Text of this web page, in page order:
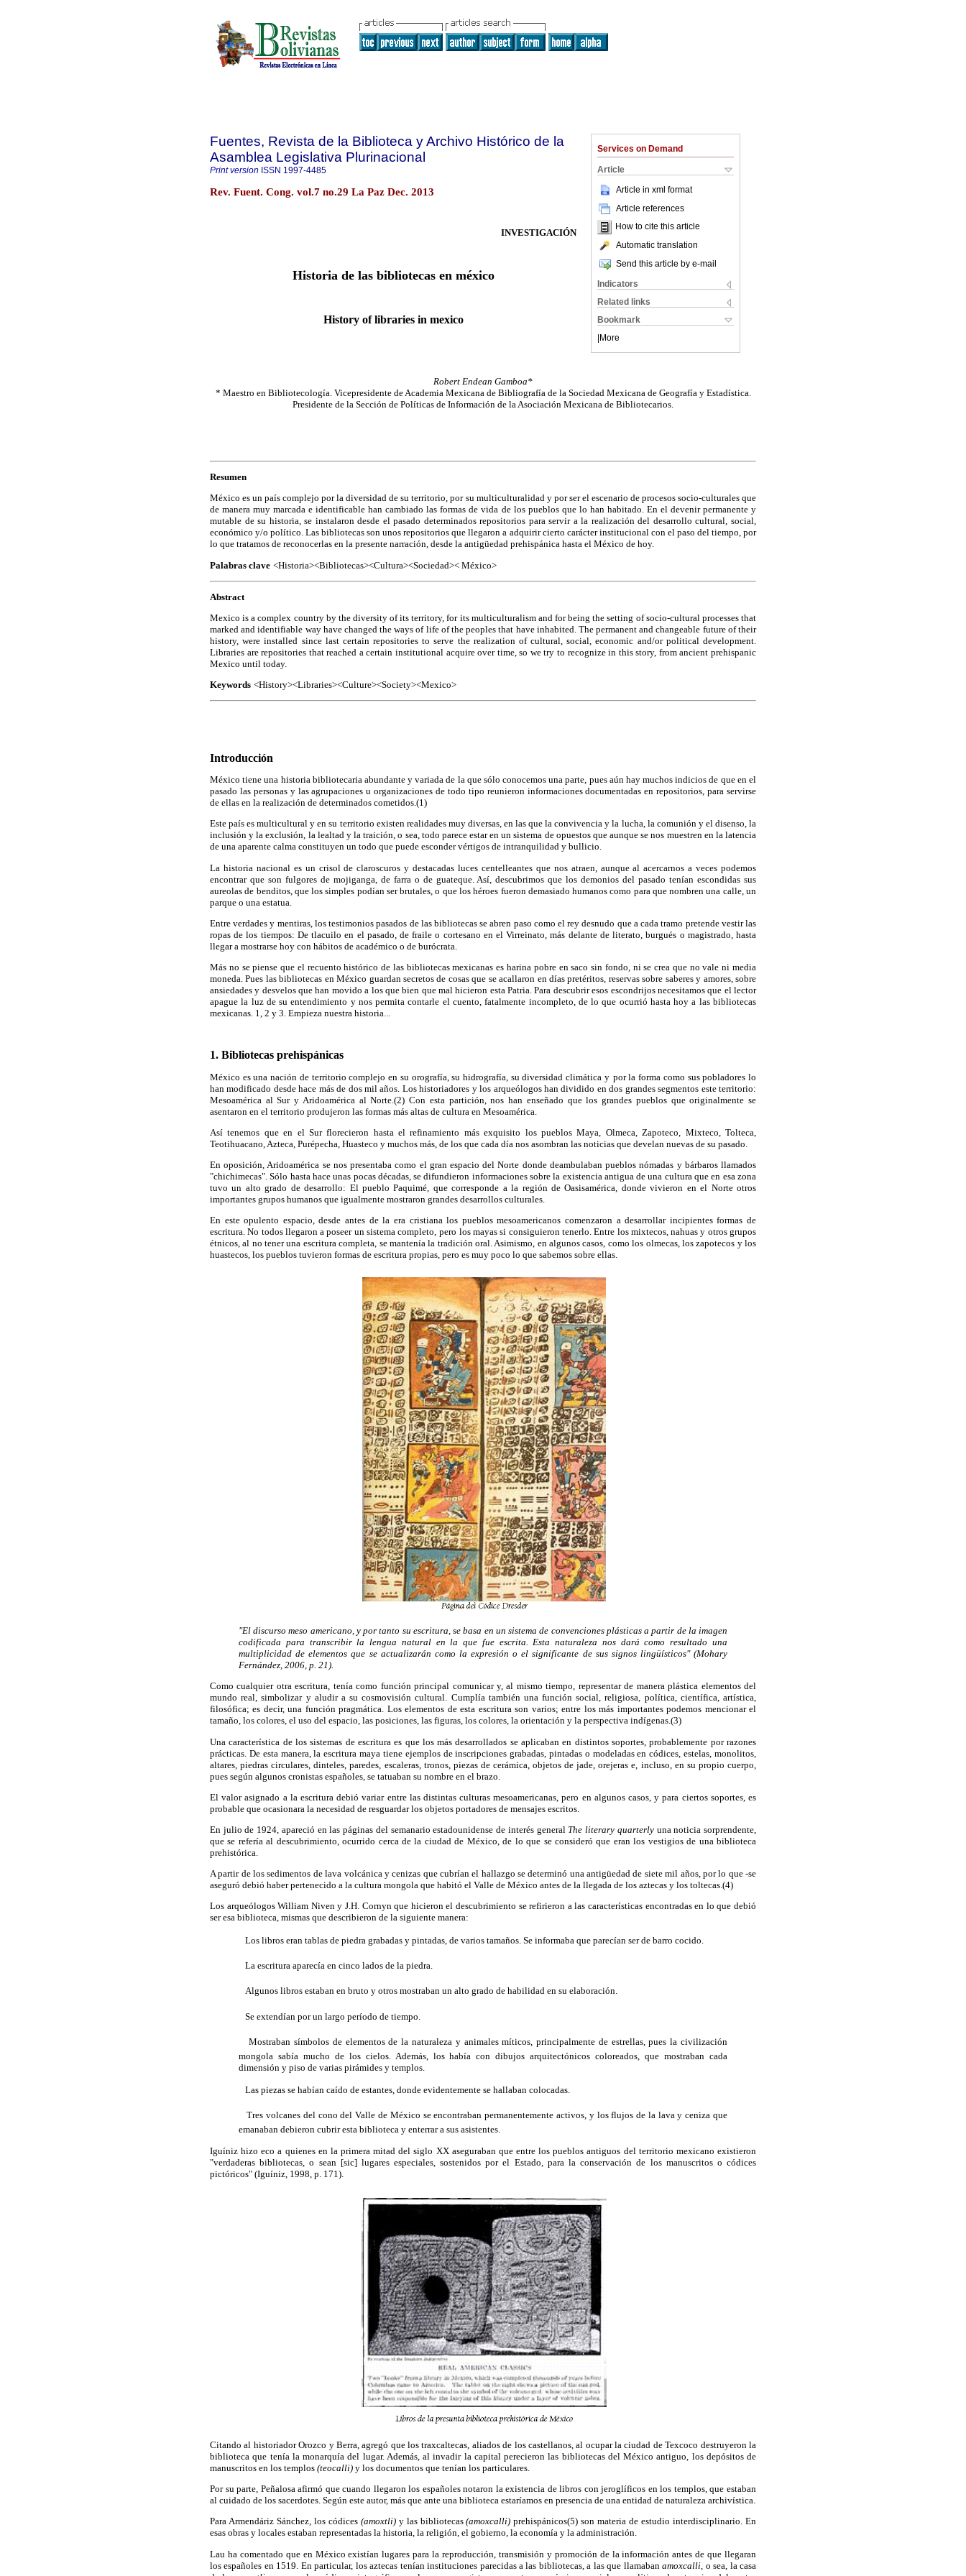
Services on Demand
Article
Article in xml format
Article references
How to cite this article
Automatic translation
Send this article by e-mail
Indicators
Related links
Bookmark
More
Fuentes, Revista de la Biblioteca y Archivo Histórico de la
Asamblea Legislativa Plurinacional
Print version ISSN 1997-4485
Rev. Fuent. Cong. vol.7 no.29 La Paz Dec. 2013
INVESTIGACIÓN
Historia de las bibliotecas en méxico
History of libraries in mexico
Robert Endean Gamboa*
* Maestro en Bibliotecología. Vicepresidente de Academia Mexicana de Bibliografía de la Sociedad Mexicana de Geografía y Estadística.
Presidente de la Sección de Políticas de Información de la Asociación Mexicana de Bibliotecarios.
Resumen
México es un país complejo por la diversidad de su territorio, por su multiculturalidad y por ser el escenario de procesos socio-culturales que
de manera muy marcada e identificable han cambiado las formas de vida de los pueblos que lo han habitado. En el devenir permanente y
mutable de su historia, se instalaron desde el pasado determinados repositorios para servir a la realización del desarrollo cultural, social,
económico y/o político. Las bibliotecas son unos repositorios que llegaron a adquirir cierto carácter institucional con el paso del tiempo, por
lo que tratamos de reconocerlas en la presente narración, desde la antigüedad prehispánica hasta el México de hoy.
Palabras clave <Historia><Bibliotecas><Cultura><Sociedad>< México>
Abstract
Mexico is a complex country by the diversity of its territory, for its multiculturalism and for being the setting of socio-cultural processes that
marked and identifiable way have changed the ways of life of the peoples that have inhabited. The permanent and changeable future of their
history, were installed since last certain repositories to serve the realization of cultural, social, economic and/or political development.
Libraries are repositories that reached a certain institutional acquire over time, so we try to recognize in this story, from ancient prehispanic
Mexico until today.
Keywords <History><Libraries><Culture><Society><Mexico>
Introducción
México tiene una historia bibliotecaria abundante y variada de la que sólo conocemos una parte, pues aún hay muchos indicios de que en el
pasado las personas y las agrupaciones u organizaciones de todo tipo reunieron informaciones documentadas en repositorios, para servirse
de ellas en la realización de determinados cometidos.(1)
Este país es multicultural y en su territorio existen realidades muy diversas, en las que la convivencia y la lucha, la comunión y el disenso, la
inclusión y la exclusión, la lealtad y la traición, o sea, todo parece estar en un sistema de opuestos que aunque se nos muestren en la latencia
de una aparente calma constituyen un todo que puede esconder vértigos de intranquilidad y bullicio.
La historia nacional es un crisol de claroscuros y destacadas luces centelleantes que nos atraen, aunque al acercarnos a veces podemos
encontrar que son fulgores de mojiganga, de farra o de guateque. Así, descubrimos que los demonios del pasado tenían escondidas sus
aureolas de benditos, que los simples podían ser brutales, o que los héroes fueron demasiado humanos como para que nombren una calle, un
parque o una estatua.
Entre verdades y mentiras, los testimonios pasados de las bibliotecas se abren paso como el rey desnudo que a cada tramo pretende vestir las
ropas de los tiempos: De tlacuilo en el pasado, de fraile o cortesano en el Virreinato, más delante de literato, burgués o magistrado, hasta
llegar a mostrarse hoy con hábitos de académico o de burócrata.
Más no se piense que el recuento histórico de las bibliotecas mexicanas es harina pobre en saco sin fondo, ni se crea que no vale ni media
moneda. Pues las bibliotecas en México guardan secretos de cosas que se acallaron en días pretéritos, reservas sobre saberes y amores, sobre
ansiedades y desvelos que han movido a los que bien que mal hicieron esta Patria. Para descubrir esos escondrijos necesitamos que el lector
apague la luz de su entendimiento y nos permita contarle el cuento, fatalmente incompleto, de lo que ocurrió hasta hoy a las bibliotecas
mexicanas. 1, 2 y 3. Empieza nuestra historia...
1. Bibliotecas prehispánicas
México es una nación de territorio complejo en su orografía, su hidrografía, su diversidad climática y por la forma como sus pobladores lo
han modificado desde hace más de dos mil años. Los historiadores y los arqueólogos han dividido en dos grandes segmentos este territorio:
Mesoamérica al Sur y Aridoamérica al Norte.(2) Con esta partición, nos han enseñado que los grandes pueblos que originalmente se
asentaron en el territorio produjeron las formas más altas de cultura en Mesoamérica.
Así tenemos que en el Sur florecieron hasta el refinamiento más exquisito los pueblos Maya, Olmeca, Zapoteco, Mixteco, Tolteca,
Teotihuacano, Azteca, Purépecha, Huasteco y muchos más, de los que cada día nos asombran las noticias que develan nuevas de su pasado.
En oposición, Aridoamérica se nos presentaba como el gran espacio del Norte donde deambulaban pueblos nómadas y bárbaros llamados
"chichimecas". Sólo hasta hace unas pocas décadas, se difundieron informaciones sobre la existencia antigua de una cultura que en esa zona
tuvo un alto grado de desarrollo: El pueblo Paquimé, que corresponde a la región de Oasisamérica, donde vivieron en el Norte otros
importantes grupos humanos que igualmente mostraron grandes desarrollos culturales.
En este opulento espacio, desde antes de la era cristiana los pueblos mesoamericanos comenzaron a desarrollar incipientes formas de
escritura. No todos llegaron a poseer un sistema completo, pero los mayas si consiguieron tenerlo. Entre los mixtecos, nahuas y otros grupos
étnicos, al no tener una escritura completa, se mantenía la tradición oral. Asimismo, en algunos casos, como los olmecas, los zapotecos y los
huastecos, los pueblos tuvieron formas de escritura propias, pero es muy poco lo que sabemos sobre ellas.
"El discurso meso americano, y por tanto su escritura, se basa en un sistema de convenciones plásticas a partir de la imagen
codificada para transcribir la lengua natural en la que fue escrita. Esta naturaleza nos dará como resultado una
multiplicidad de elementos que se actualizarán como la expresión o el significante de sus signos lingüísticos" (Mohary
Fernández, 2006, p. 21).
Como cualquier otra escritura, tenía como función principal comunicar y, al mismo tiempo, representar de manera plástica elementos del
mundo real, simbolizar y aludir a su cosmovisión cultural. Cumplía también una función social, religiosa, política, científica, artística,
filosófica; es decir, una función pragmática. Los elementos de esta escritura son varios; entre los más importantes podemos mencionar el
tamaño, los colores, el uso del espacio, las posiciones, las figuras, los colores, la orientación y la perspectiva indígenas.(3)
Una característica de los sistemas de escritura es que los más desarrollados se aplicaban en distintos soportes, probablemente por razones
prácticas. De esta manera, la escritura maya tiene ejemplos de inscripciones grabadas, pintadas o modeladas en códices, estelas, monolitos,
altares, piedras circulares, dinteles, paredes, escaleras, tronos, piezas de cerámica, objetos de jade, orejeras e, incluso, en su propio cuerpo,
pues según algunos cronistas españoles, se tatuaban su nombre en el brazo.
El valor asignado a la escritura debió variar entre las distintas culturas mesoamericanas, pero en algunos casos, y para ciertos soportes, es
probable que ocasionara la necesidad de resguardar los objetos portadores de mensajes escritos.
En julio de 1924, apareció en las páginas del semanario estadounidense de interés general The literary quarterly una noticia sorprendente,
que se refería al descubrimiento, ocurrido cerca de la ciudad de México, de lo que se consideró que eran los vestigios de una biblioteca
prehistórica.
A partir de los sedimentos de lava volcánica y cenizas que cubrían el hallazgo se determinó una antigüedad de siete mil años, por lo que -se
aseguró debió haber pertenecido a la cultura mongola que habitó el Valle de México antes de la llegada de los aztecas y los toltecas.(4)
Los arqueólogos William Niven y J.H. Cornyn que hicieron el descubrimiento se refirieron a las características encontradas en lo que debió
ser esa biblioteca, mismas que describieron de la siguiente manera:
 Los libros eran tablas de piedra grabadas y pintadas, de varios tamaños. Se informaba que parecían ser de barro cocido.
 La escritura aparecía en cinco lados de la piedra.
 Algunos libros estaban en bruto y otros mostraban un alto grado de habilidad en su elaboración.
 Se extendían por un largo período de tiempo.
 Mostraban símbolos de elementos de la naturaleza y animales míticos, principalmente de estrellas, pues la civilización
mongola sabía mucho de los cielos. Además, los había con dibujos arquitectónicos coloreados, que mostraban cada
dimensión y piso de varias pirámides y templos.
 Las piezas se habían caído de estantes, donde evidentemente se hallaban colocadas.
 Tres volcanes del cono del Valle de México se encontraban permanentemente activos, y los flujos de la lava y ceniza que
emanaban debieron cubrir esta biblioteca y enterrar a sus asistentes.
Iguíniz hizo eco a quienes en la primera mitad del siglo XX aseguraban que entre los pueblos antiguos del territorio mexicano existieron
"verdaderas bibliotecas, o sean [sic] lugares especiales, sostenidos por el Estado, para la conservación de los manuscritos o códices
pictóricos" (Iguíniz, 1998, p. 171).
Citando al historiador Orozco y Berra, agregó que los traxcaltecas, aliados de los castellanos, al ocupar la ciudad de Texcoco destruyeron la
biblioteca que tenía la monarquía del lugar. Además, al invadir la capital perecieron las bibliotecas del México antiguo, los depósitos de
manuscritos en los templos (teocalli) y los documentos que tenían los particulares.
Por su parte, Peñalosa afirmó que cuando llegaron los españoles notaron la existencia de libros con jeroglíficos en los templos, que estaban
al cuidado de los sacerdotes. Según este autor, más que ante una biblioteca estaríamos en presencia de una entidad de naturaleza archivística.
Para Armendáriz Sánchez, los códices (amoxtli) y las bibliotecas(amoxcalli)prehispánicos(5) son materia de estudio interdisciplinario. En
esas obras y locales estaban representadas la historia, la religión, el gobierno, la economía y la administración.
Lau ha comentado que en México existían lugares para la reproducción, transmisión y promoción de la información antes de que llegaran
los españoles en 1519. En particular, los aztecas tenían instituciones parecidas a las bibliotecas, a las que llamabanamoxcalli, o sea, la casa